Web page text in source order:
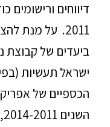
2011. על מנת
ביעדים של קבוצת
ישראל תעשיות
הכספיים של